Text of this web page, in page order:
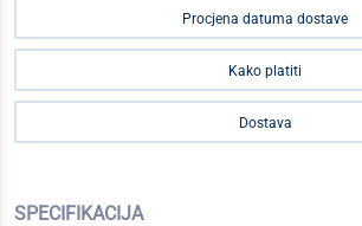
Procjena datuma dostave
Kako platiti
Dostava
SPECIFIKACIJA